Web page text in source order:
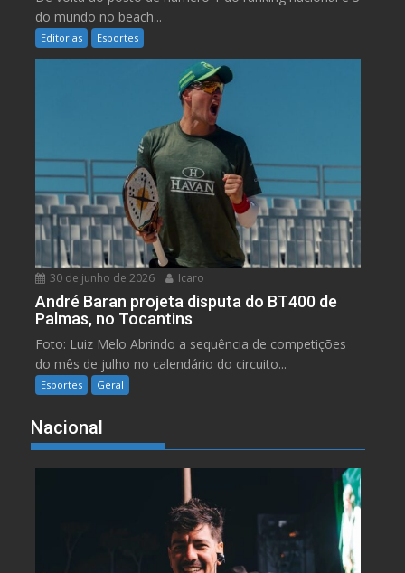
do mundo no beach...
Editorias Esportes
30 de junho de 2026 Icaro
André Baran projeta disputa do BT400 de
Palmas, no Tocantins
Foto: Luiz Melo Abrindo a sequência de competições
do mês de julho no calendário do circuito...
Esportes Geral
Nacional